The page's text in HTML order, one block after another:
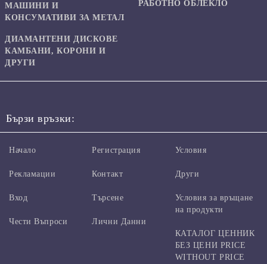
МАШИНИ И
КОНСУМАТИВИ ЗА МЕТАЛ
ДИАМАНТЕНИ ДИСКОВЕ
КАМБАНИ, КОРОНИ И
ДРУГИ
РАБОТНО ОБЛЕКЛО
Бързи връзки:
Начало
Рекламации
Вход
Чести Въпроси
Регистрация
Контакт
Търсене
Лични Данни
Условия
Други
Условия за връщане
на продукти
КАТАЛОГ ЦЕННИК
БЕЗ ЦЕНИ PRICE
WITHOUT PRICE